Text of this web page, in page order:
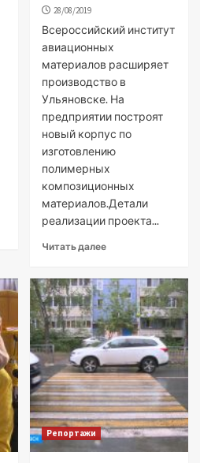
28/08/2019
Всероссийский институт
авиационных
материалов расширяет
производство в
Ульяновске. На
предприятии построят
новый корпус по
изготовлению
полимерных
композиционных
материалов.Детали
реализации проекта...
Читать далее
Репортажи